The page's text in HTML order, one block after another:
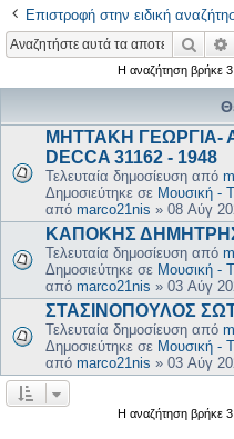
Επιστροφή στην ειδική
Η αναζήτηση βρήκε
ΜΗΤΤΑΚΗ ΓΕΩΡΓΙΑ-
DECCA 31162 - 1948
Τελευταία δημοσίευση από
Δημοσιεύτηκε σε Μουσική -
από marco21nis » 08 Αύγ
ΚΑΠΟΚΗΣ ΔΗΜΗΤΡΗΣ
Τελευταία δημοσίευση από
Δημοσιεύτηκε σε Μουσική -
από marco21nis » 03 Αύγ
ΣΤΑΣΙΝΟΠΟΥΛΟΣ
Τελευταία δημοσίευση από
Δημοσιεύτηκε σε Μουσική -
από marco21nis » 03 Αύγ
Η αναζήτηση βρήκε